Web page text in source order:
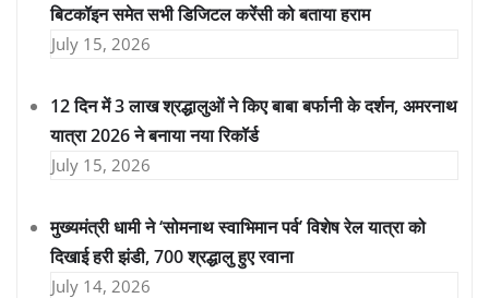
बिटकॉइन समेत सभी डिजिटल करेंसी को बताया हराम
July 15, 2026
12 दिन में 3 लाख श्रद्धालुओं ने किए बाबा बर्फानी के दर्शन, अमरनाथ
यात्रा 2026 ने बनाया नया रिकॉर्ड
July 15, 2026
मुख्यमंत्री धामी ने ‘सोमनाथ स्वाभिमान पर्व’ विशेष रेल यात्रा को
दिखाई हरी झंडी, 700 श्रद्धालु हुए रवाना
July 14, 2026